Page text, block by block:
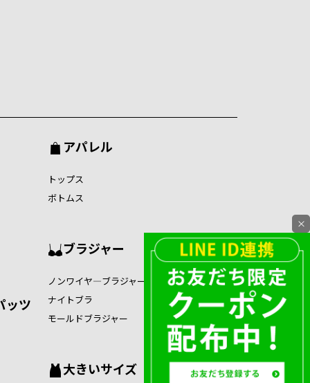
ッツ
アパレル
トップス
ボトムス
ブラジャー
ノンワイヤ―ブラジャー
ナイトブラ
モールドブラジャー
大きいサイズ
×